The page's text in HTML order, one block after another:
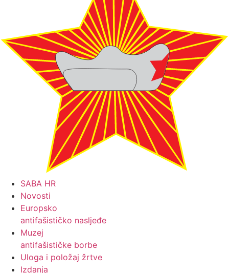
SABA HR
Novosti
Europsko
antifašističko nasljeđe
Muzej
antifašističke borbe
Uloga i položaj žrtve
Izdanja